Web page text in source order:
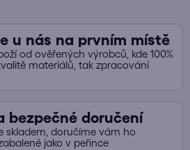
ý
p
i
u
u nás na prvním místě
od ověřených výrobců, kde 100%
materiálů, tak zpracování
bezpečné doručení
skladem, doručíme vám ho
jako v peřince